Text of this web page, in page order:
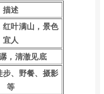
描述
红叶满山，景色
宜人
，清澈见底
步、野餐、摄影
等